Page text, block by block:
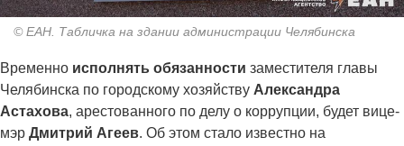
© ЕАН. Табличка на здании администрации Челябинска
Временно исполнять обязанности заместителя главы
Челябинска по городскому хозяйству Александра
Астахова, арестованного по делу о коррупции, будет вице-
мэр Дмитрий Агеев. Об этом стало известно на